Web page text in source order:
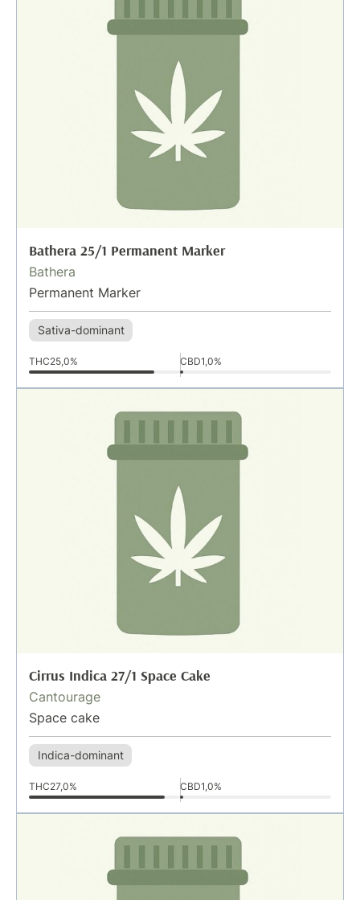
Bathera 25/1 Permanent Marker
Bathera
Permanent Marker
Sativa-dominant
THC25,0% CBD1,0%
Cirrus Indica 27/1 Space Cake
Cantourage
Space cake
Indica-dominant
THC27,0% CBD1,0%